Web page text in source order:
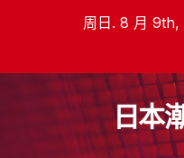
周日. 8 月 9th,
日本